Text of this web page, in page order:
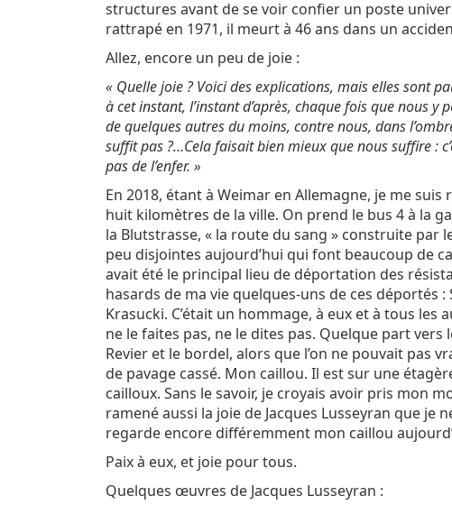
structures avant de se voir confier un poste
rattrapé en 1971, il meurt à 46 ans dans un
Allez, encore un peu de joie :
« Quelle joie ? Voici des explications, mais elles sont
à cet instant, l’instant d’après, chaque fois que nous y
de quelques autres du moins, contre nous, dans
suffit pas ?…Cela faisait bien mieux que nous suffire :
pas de l’enfer. »
En 2018, étant à Weimar en Allemagne, je me
huit kilomètres de la ville. On prend le bus 4 à la
la Blutstrasse, « la route du sang » construite par
peu disjointes aujourd’hui qui font beaucoup de
avait été le principal lieu de déportation des
hasards de ma vie quelques-uns de ces déportés
Krasucki. C’était un hommage, à eux et à tous les
ne le faites pas, ne le dites pas. Quelque part
Revier et le bordel, alors que l’on ne pouvait pas
de pavage cassé. Mon caillou. Il est sur une
cailloux. Sans le savoir, je croyais avoir pris mon
ramené aussi la joie de Jacques Lusseyran que je
regarde encore différemment mon caillou
Paix à eux, et joie pour tous.
Quelques œuvres de Jacques Lusseyran :